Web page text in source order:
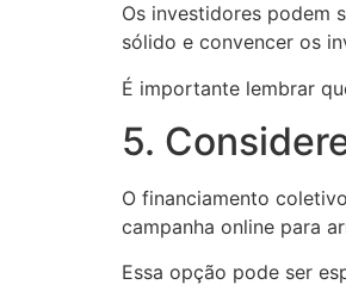
Os investidores podem
sólido e convencer os
É importante lembrar
5.
O financiamento
campanha online para
Essa opção pode ser